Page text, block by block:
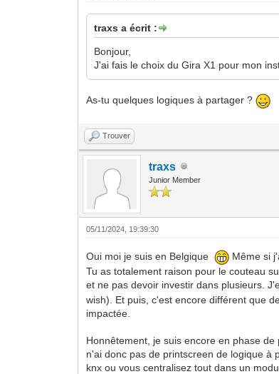
traxs a écrit :
Bonjour,
J'ai fais le choix du Gira X1 pour mon
As-tu quelques logiques à partager ?
Trouver
traxs
Junior Member
05/11/2024, 19:39:30
Oui moi je suis en Belgique
Même si
Tu as totalement raison pour le couteau
et ne pas devoir investir dans plusieurs.
wish). Et puis, c'est encore différent que
impactée.
Honnêtement, je suis encore en phase
n'ai donc pas de printscreen de logique à
knx ou vous centralisez tout dans un